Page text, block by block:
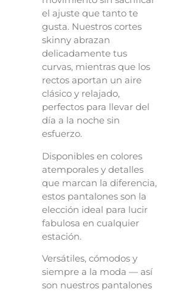
el ajuste que tanto te
gusta. Nuestros cortes
skinny abrazan
delicadamente tus
curvas, mientras que los
rectos aportan un aire
clásico y relajado,
perfectos para llevar del
día a la noche sin
esfuerzo.
Disponibles en colores
atemporales y detalles
que marcan la diferencia,
estos pantalones son la
elección ideal para lucir
fabulosa en cualquier
estación.
Versátiles, cómodos y
siempre a la moda — así
son nuestros pantalones